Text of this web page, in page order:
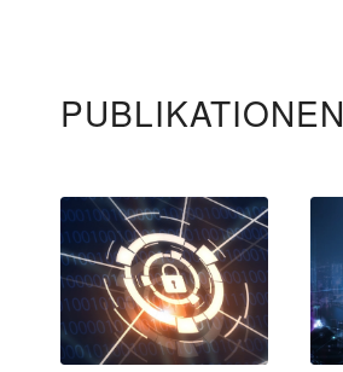
PUBLIKATIONEN